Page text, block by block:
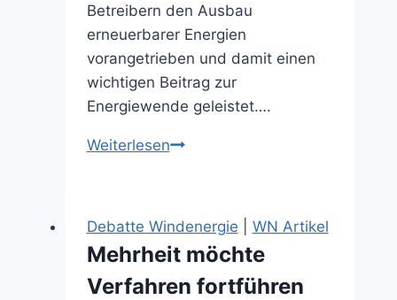
Betreibern den Ausbau
erneuerbarer Energien
vorangetrieben und damit einen
wichtigen Beitrag zur
Energiewende geleistet….
WeiterlesenFakten
Nottuln
und
im
Debatte Windenergie WN Artikel
Mehrheit möchte
Verfahren fortführen